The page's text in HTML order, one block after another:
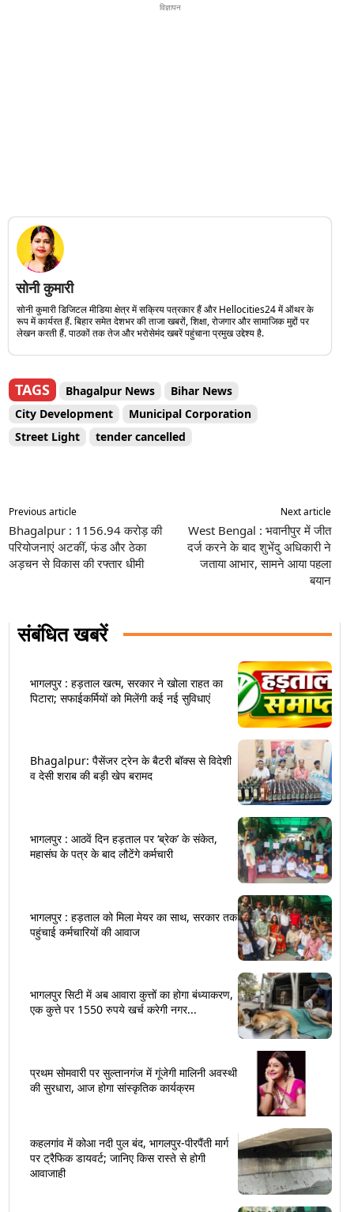
विज्ञापन
सोनी कुमारी
सोनी कुमारी डिजिटल मीडिया क्षेत्र में सक्रिय पत्रकार हैं और Hellocities24 में ऑथर के
रूप में कार्यरत हैं. बिहार समेत देशभर की ताजा खबरों, शिक्षा, रोजगार और सामाजिक मुद्दों पर
लेखन करती हैं. पाठकों तक तेज और भरोसेमंद खबरें पहुंचाना प्रमुख उद्देश्य है.
TAGS Bhagalpur News
Bihar News
City Development
Municipal Corporation
Street Light
tender cancelled
Previous article
Bhagalpur : 1156.94 करोड़ की
परियोजनाएं अटकीं, फंड और ठेका
अड़चन से विकास की रफ्तार धीमी
Next article
West Bengal : भवानीपुर में जीत
दर्ज करने के बाद शुभेंदु अधिकारी ने
जताया आभार, सामने आया पहला
बयान
संबंधित खबरें
भागलपुर : हड़ताल खत्म, सरकार ने खोला राहत का
पिटारा; सफाईकर्मियों को मिलेंगी कई नई सुविधाएं
Bhagalpur: पैसेंजर ट्रेन के बैटरी बॉक्स से विदेशी
व देसी शराब की बड़ी खेप बरामद
भागलपुर : आठवें दिन हड़ताल पर ‘ब्रेक’ के संकेत,
महासंघ के पत्र के बाद लौटेंगे कर्मचारी
भागलपुर : हड़ताल को मिला मेयर का साथ, सरकार तक
पहुंचाई कर्मचारियों की आवाज
भागलपुर सिटी में अब आवारा कुत्तों का होगा बंध्याकरण,
एक कुत्ते पर 1550 रुपये खर्च करेगी नगर...
प्रथम सोमवारी पर सुल्तानगंज में गूंजेगी मालिनी अवस्थी
की सुरधारा, आज होगा सांस्कृतिक कार्यक्रम
कहलगांव में कोआ नदी पुल बंद, भागलपुर-पीरपैंती मार्ग
पर ट्रैफिक डायवर्ट; जानिए किस रास्ते से होगी
आवाजाही